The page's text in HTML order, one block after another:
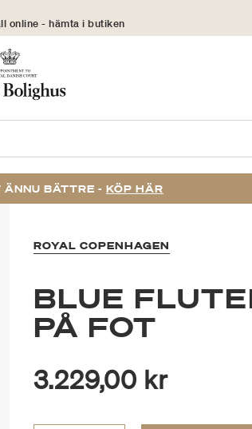
online - hämta i butiken
returrätt
BÄTTRE - KÖP HÄR
ROYAL COPENHAGEN
BLUE
PÅ FOT
3.229,00 kr